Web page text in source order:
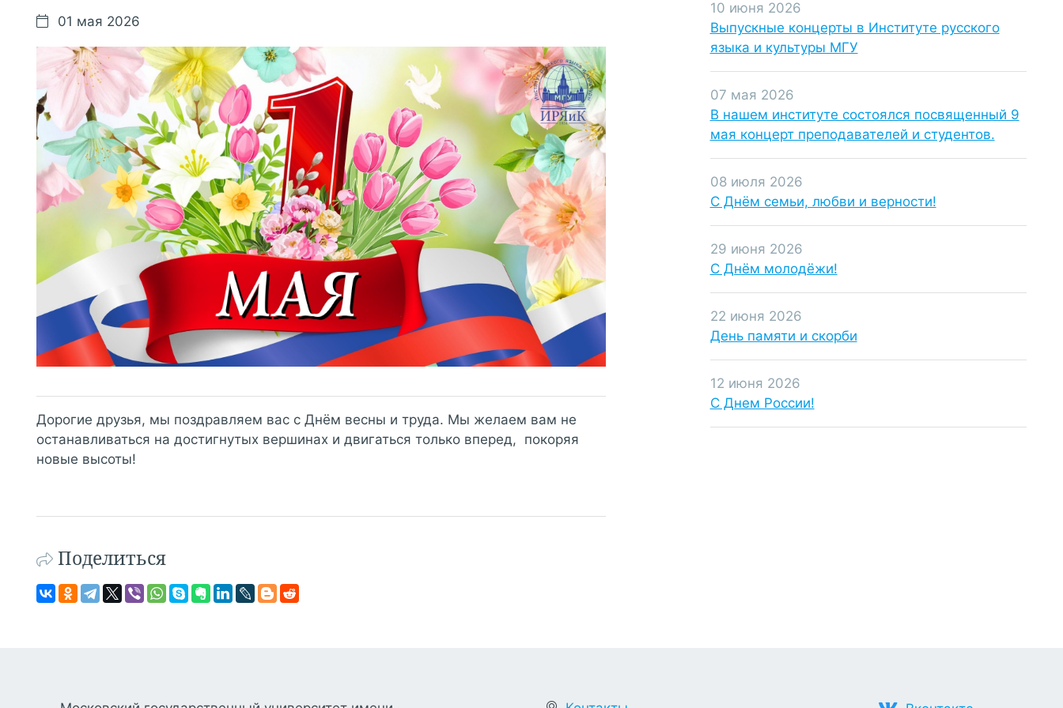
01 мая 2026
Дорогие друзья, мы поздравляем вас с Днём весны и труда. Мы желаем вам не
останавливаться на достигнутых вершинах и двигаться только вперед, покоряя
новые высоты!
Поделиться
10 июня 2026
Выпускные концерты в Институте русского
языка и культуры МГУ
07 мая 2026
В нашем институте состоялся посвященный 9
мая концерт преподавателей и студентов.
08 июля 2026
C Днём семьи, любви и верности!
29 июня 2026
С Днём молодёжи!
22 июня 2026
День памяти и скорби
12 июня 2026
С Днем России!